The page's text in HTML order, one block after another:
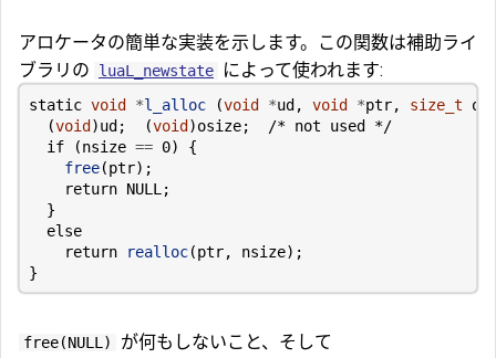
アロケータの簡単な実装を示します。この関数は補助ライ
ブラリの
luaL_newstate によって使われます:
static void *l_alloc (void *ud , void *ptr, size_t
(void )ud ; (void )osize;
/* not used */
if
(nsize == 0)
{
free(ptr);
return NULL;
}
else
return
realloc(ptr, nsize);
}
free(NULL) が何もしないこと、そして